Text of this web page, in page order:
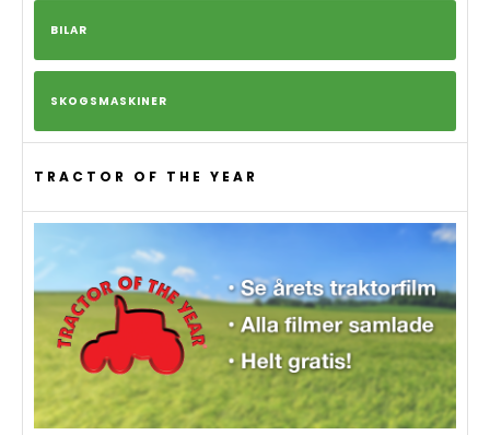
BILAR
SKOGSMASKINER
TRACTOR OF THE YEAR